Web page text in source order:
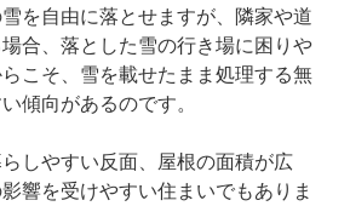
を自由に落とせますが、隣家や道
合、落とした雪の行き場に困りや
こそ、雪を載せたまま処理する無
傾向があるのです。
しやすい反面、屋根の面積が広
響を受けやすい住まいでもありま